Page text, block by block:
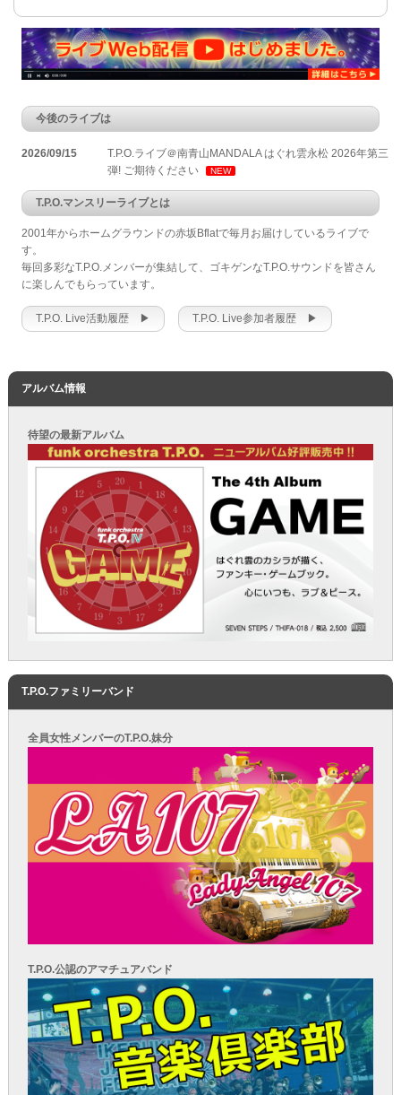
今後のライブは
2026/09/15
T.P.O.ライブ＠南青山MANDALA はぐれ雲永松 2026年第三
弾! ご期待ください
NEW
T.P.O.マンスリーライブとは
2001年からホームグラウンドの赤坂Bflatで毎月お届けしているライブで
す。
毎回多彩なT.P.O.メンバーが集結して、ゴキゲンなT.P.O.サウンドを皆さん
に楽しんでもらっています。
T.P.O. Live活動履歴 ▶ T.P.O. Live参加者履歴 ▶
アルバム情報
待望の最新アルバム
T.P.O.ファミリーバンド
全員女性メンバーのT.P.O.妹分
T.P.O.公認のアマチュアバンド